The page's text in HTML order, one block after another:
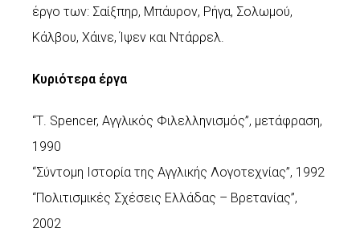
έργο των: Σαίξπηρ, Μπάυρον, Ρήγα, Σολωμού,
Κάλβου, Χάινε, Ίψεν και Ντάρρελ.
Κυριότερα έργα
“Τ. Spencer, Αγγλικός Φιλελληνισμός”, μετάφραση,
1990
“Σύντομη Ιστορία της Αγγλικής Λογοτεχνίας”, 1992
“Πολιτισμικές Σχέσεις Ελλάδας – Βρετανίας”,
2002